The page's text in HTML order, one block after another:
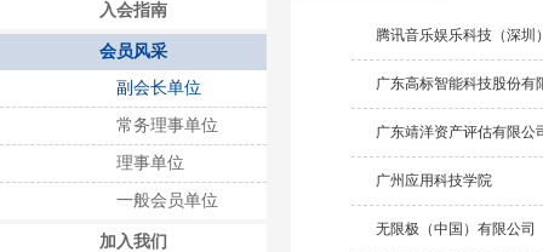
广州白
及服务
入会指南
会员风采
副会长单位
常务理事单位
理事单位
一般会员单位
加入我们
腾讯音乐娱乐科技（深圳
广东高标智能科技股份有
广东靖洋资产评估有限公
广州应用科技学院
无限极（中国）有限公司